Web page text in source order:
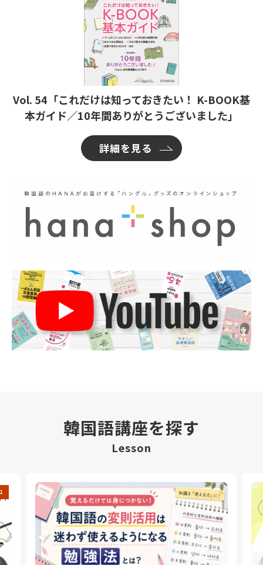
Vol. 54「これだけは知っておきたい！ K-BOOK基
本ガイド／10年間ありがとうございました」
詳細を見る
韓国語講座を探す
Lesson